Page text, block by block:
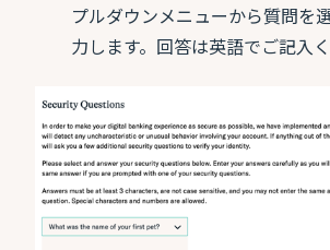
プルダウンメニューから質問を
力します。回答は英語でご記入く